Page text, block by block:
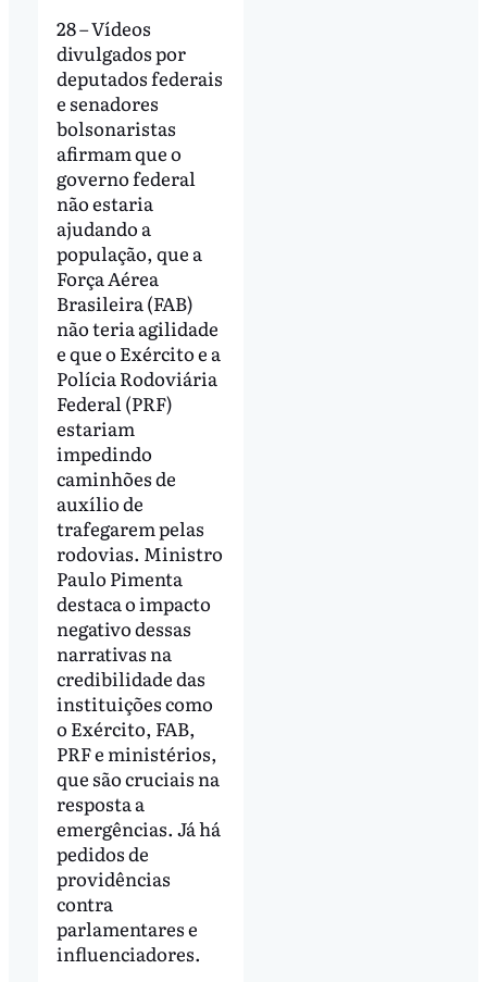
28 – Vídeos
divulgados por
deputados federais
e senadores
bolsonaristas
afirmam que o
governo federal
não estaria
ajudando a
população, que a
Força Aérea
Brasileira (FAB)
não teria agilidade
e que o Exército e a
Polícia Rodoviária
Federal (PRF)
estariam
impedindo
caminhões de
auxílio de
trafegarem pelas
rodovias. Ministro
Paulo Pimenta
destaca o impacto
negativo dessas
narrativas na
credibilidade das
instituições como
o Exército, FAB,
PRF e ministérios,
que são cruciais na
resposta a
emergências. Já há
pedidos de
providências
contra
parlamentares e
influenciadores.